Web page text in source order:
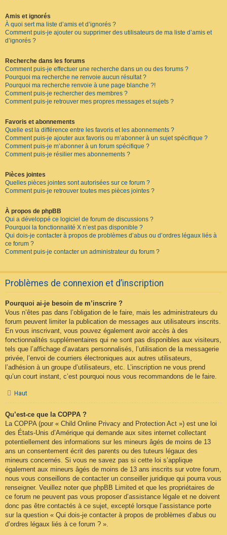
Amis et ignorés
À quoi sert ma liste d’amis et d’ignorés ?
Comment puis-je ajouter ou supprimer des utilisateurs de ma liste d’amis et
d’ignorés ?
Recherche dans les forums
Comment puis-je effectuer une recherche dans un ou des forums ?
Pourquoi ma recherche ne renvoie aucun résultat ?
Pourquoi ma recherche renvoie à une page blanche ?!
Comment puis-je rechercher des membres ?
Comment puis-je retrouver mes propres messages et sujets ?
Favoris et abonnements
Quelle est la différence entre les favoris et les abonnements ?
Comment puis-je ajouter aux favoris ou m’abonner à un sujet spécifique ?
Comment puis-je m’abonner à un forum spécifique ?
Comment puis-je résilier mes abonnements ?
Pièces jointes
Quelles pièces jointes sont autorisées sur ce forum ?
Comment puis-je retrouver toutes mes pièces jointes ?
À propos de phpBB
Qui a développé ce logiciel de forum de discussions ?
Pourquoi la fonctionnalité X n’est pas disponible ?
Qui dois-je contacter à propos de problèmes d’abus ou d’ordres légaux liés à
ce forum ?
Comment puis-je contacter un administrateur du forum ?
Problèmes de connexion et d’inscription
Pourquoi ai-je besoin de m’inscrire ?
Vous n’êtes pas dans l’obligation de le faire, mais les administrateurs du
forum peuvent limiter la publication de messages aux utilisateurs inscrits.
En vous inscrivant, vous pouvez également avoir accès à des
fonctionnalités supplémentaires qui ne sont pas disponibles aux visiteurs,
tels que l’affichage d’avatars personnalisés, l’utilisation de la messagerie
privée, l’envoi de courriers électroniques aux autres utilisateurs,
l’adhésion à un groupe d’utilisateurs, etc. L’inscription ne vous prend
qu’un court instant, c’est pourquoi nous vous recommandons de le faire.
Haut
Qu’est-ce que la COPPA ?
La COPPA (pour « Child Online Privacy and Protection Act ») est une loi
des États-Unis d’Amérique qui demande aux sites internet collectant
potentiellement des informations sur les mineurs âgés de moins de 13
ans un consentement écrit des parents ou des tuteurs légaux des
mineurs concernés. Si vous ne savez pas si cette loi s’applique
également aux mineurs âgés de moins de 13 ans inscrits sur votre forum,
nous vous conseillons de contacter un conseiller juridique qui pourra vous
renseigner. Veuillez noter que phpBB Limited et que les propriétaires de
ce forum ne peuvent pas vous proposer d’assistance légale et ne doivent
donc pas être contactés à ce sujet, excepté lorsque l’assistance porte
sur la question « Qui dois-je contacter à propos de problèmes d’abus ou
d’ordres légaux liés à ce forum ? ».